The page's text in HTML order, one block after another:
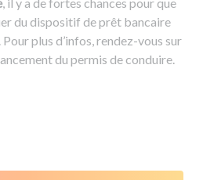
du dispositif de prêt bancaire
. Pour plus d’infos, rendez-vous sur
du permis de conduire.